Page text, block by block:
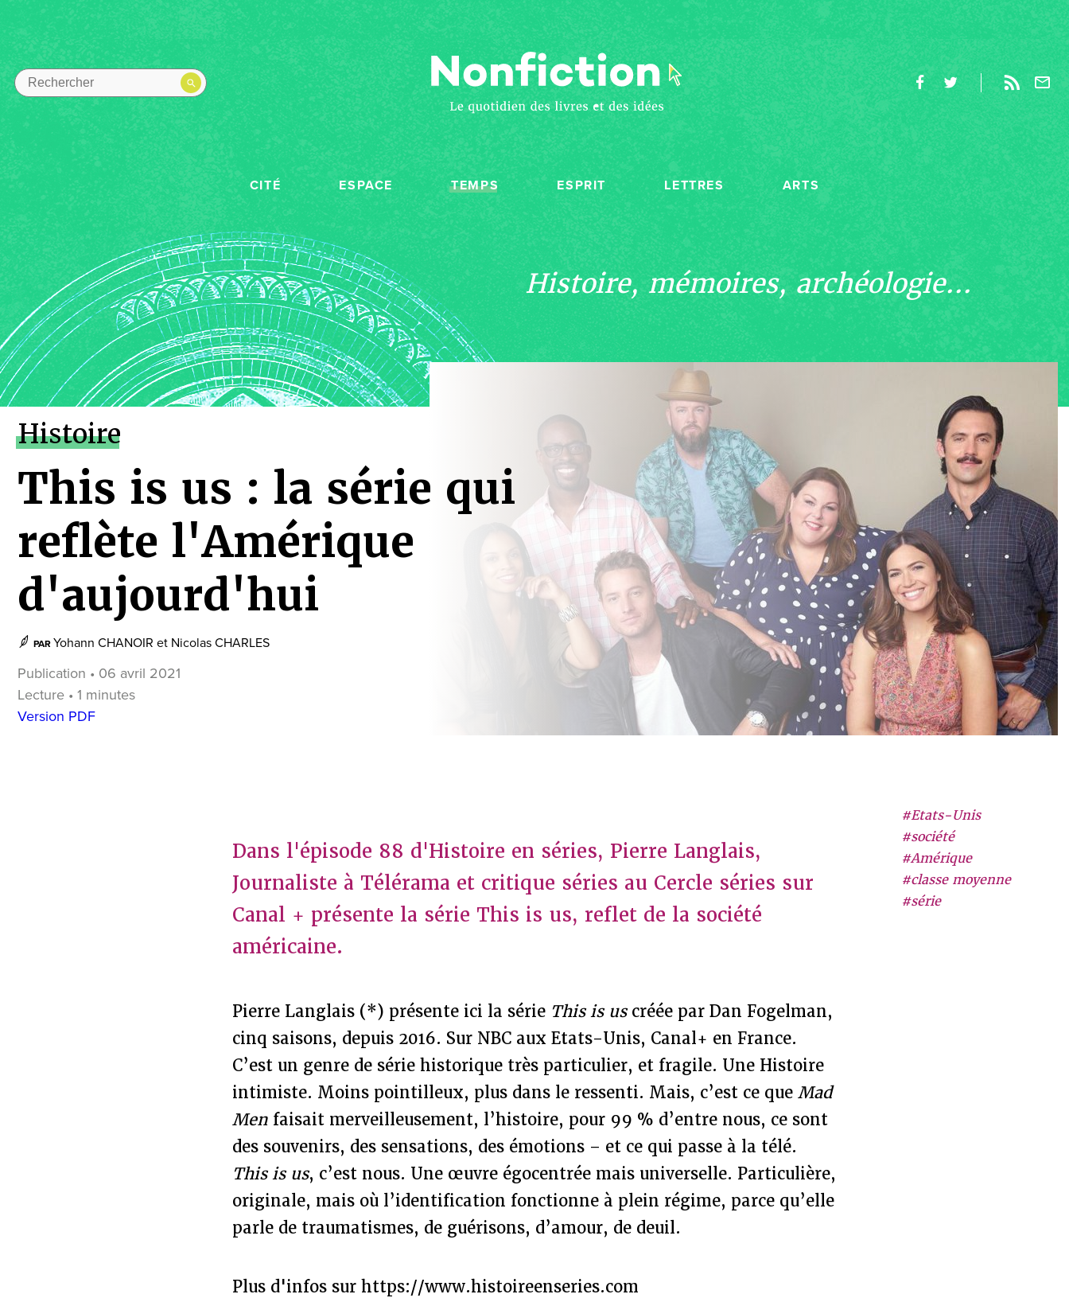
CITÉ ESPACE TEMPS ESPRIT LETTRES ARTS
Histoire, mémoires, archéologie...
Histoire
This is us : la série qui
reflète l'Amérique
d'aujourd'hui
PAR Yohann CHANOIR et Nicolas CHARLES
Publication • 06 avril 2021
Lecture • 1 minutes
Version PDF
#Etats-Unis
#société
#Amérique
#classe moyenne
#série
Dans l'épisode 88 d'Histoire en séries, Pierre Langlais,
Journaliste à Télérama et critique séries au Cercle séries sur
Canal + présente la série This is us, reflet de la société
américaine.
Pierre Langlais (*) présente ici la série This is uscréée par Dan Fogelman,
cinq saisons, depuis 2016. Sur NBC aux Etats-Unis, Canal+ en France.
C’est un genre de série historique très particulier, et fragile. Une Histoire
intimiste. Moins pointilleux, plus dans le ressenti. Mais, c’est ce que Mad
Men faisait merveilleusement, l’histoire, pour 99 % d’entre nous, ce sont
des souvenirs, des sensations, des émotions – et ce qui passe à la télé.
This is us, c’est nous. Une œuvre égocentrée mais universelle. Particulière,
originale, mais où l’identification fonctionne à plein régime, parce qu’elle
parle de traumatismes, de guérisons, d’amour, de deuil.
Plus d'infos sur https://www.histoireenseries.com